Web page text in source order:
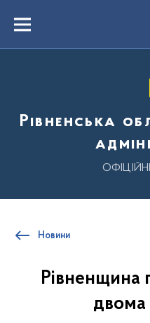
вмістуMenu
Рівненська
Новини
Рівненщина
двома